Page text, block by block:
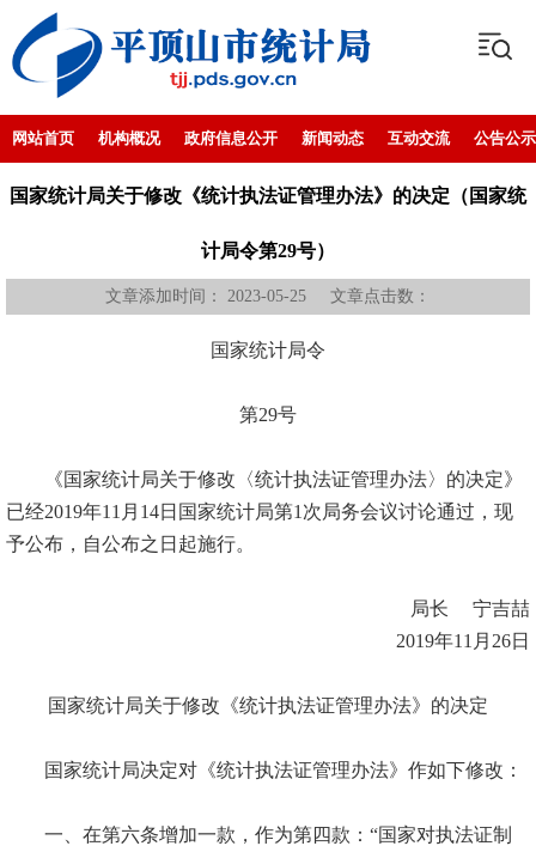
网站首页 机构概况 政府信息公开 新闻动态 互动交流 公告公示
国家统计局关于修改《统计执法证管理办法》的决定（国家统
计局令第29号）
文章添加时间： 2023-05-25 文章点击数：
国家统计局令
第29号
《国家统计局关于修改〈统计执法证管理办法〉的决定》
已经2019年11 月 14日国家统计局第1 次局务会议讨论通过，现
予公布，自公布之日起施行。
局长
宁吉喆
2019年11 月 26日
国家统计局关于修改《统计执法证管理办法》的决定
国家统计局决定对《统计执法证管理办法》作如下修改：
一、在第六条增加一款，作为第四款：“国家对执法证制